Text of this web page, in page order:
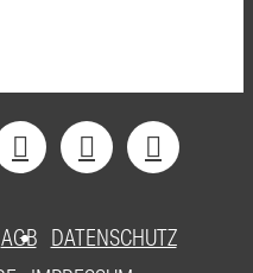
AGB DATENSCHUTZ